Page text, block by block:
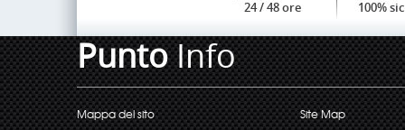
24 / 48 ore 100%
PuntoInfo
Mappa del sito
Site Map